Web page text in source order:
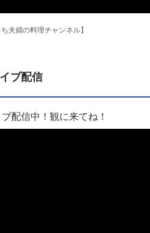
ブ配信
配信中！観に来てね！